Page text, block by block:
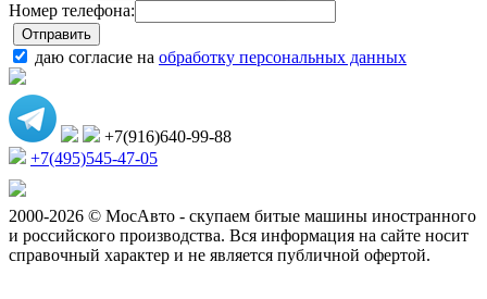
Номер телефона:
даю согласие на обработку персональных данных
+7(916)640-99-88
+7(495)545-47-05
2000-2026 © МосАвто - скупаем битые машины иностранного
и российского производства. Вся информация на сайте носит
справочный характер и не является публичной офертой.